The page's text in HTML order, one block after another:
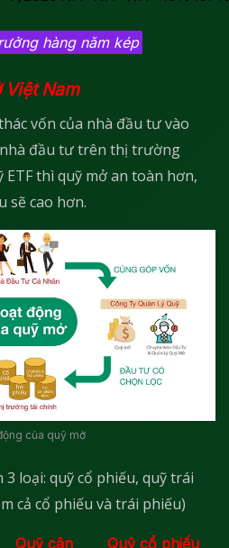
hàng năm kép
Việt Nam
vốn của nhà đầu tư vào
đầu tư trên thị trường
thì quỹ mở an toàn hơn,
sẽ cao hơn.
của quỹ mở
loại: quỹ cổ phiếu, quỹ trái
cả cổ phiếu và trái phiếu)
Quỹ cân
Quỹ cổ phiếu